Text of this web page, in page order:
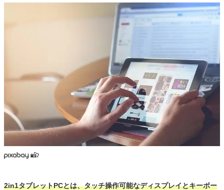
2in1タブレットPCとは、タッチ操作可能なディスプレイとキーボー